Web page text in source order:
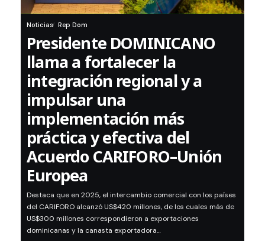
Noticias Rep Dom
Presidente DOMINICANO
llama a fortalecer la
integración regional y a
impulsar una
implementación más
práctica y efectiva del
Acuerdo CARIFORO–Unión
Europea
Destaca que en 2025, el intercambio comercial con los países
del CARIFORO alcanzó US$420 millones, de los cuales más de
US$300 millones correspondieron a exportaciones
dominicanas y la canasta exportadora…